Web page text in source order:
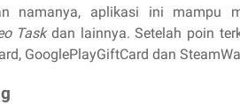
namanya, aplikasi ini mampu
Taskdan lainnya. Setelah poin
GooglePlayGiftCard dan